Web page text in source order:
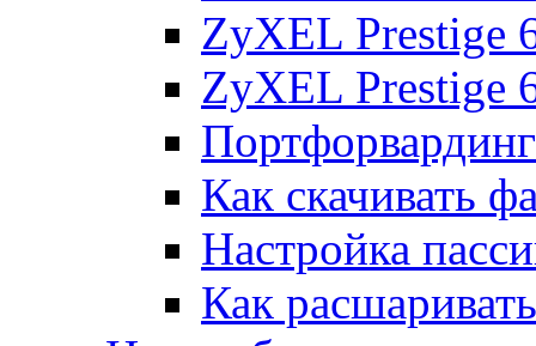
ZyXEL Prestige
ZyXEL Prestige
Портфорвардинг
Как скачивать
Настройка
Как